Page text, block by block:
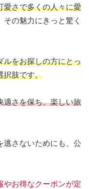
愛さで多くの人々に愛
の魅力にきっと驚く
ルをお探しの方にとっ
択肢です。
適さを保ち、楽しい旅
逃さないためにも、公
やお得なクーポンが定